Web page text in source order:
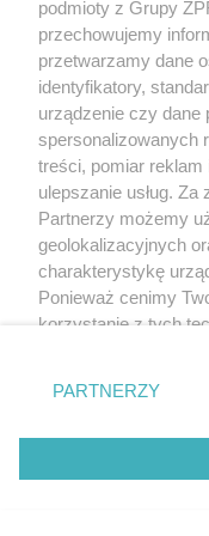
rozpowszechniany lub
tym także elektroniczny
eksploatacji w jakiejkolwiek
bez pisemnej zgody
wykorzystanie utworów w
bez właściwej zgody, jest
prawnie.
podmioty z Grupy
przechowujemy
przetwarzamy dane
identyfikatory,
urządzenie czy dane
spersonalizowanych
treści, pomiar reklam
ulepszanie usług.
Partnerzy możemy
geolokalizacyjnych
charakterystykę
Ponieważ cenimy
korzystanie z tych
zmienić/wycofać
znajdujący się w
rodzaje
użytkownika, ale
przetwarzaniu.
PARTNERZY